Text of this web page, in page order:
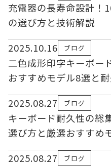
充電器の長寿命設計！
の選び方と技術解説
2025.10.16
ブログ
二色成形印字キーボー
おすすめモデル8選と
2025.08.27
ブログ
キーボード耐久性の総
選び方と厳選おすすめ
2025.08.27
ブログ